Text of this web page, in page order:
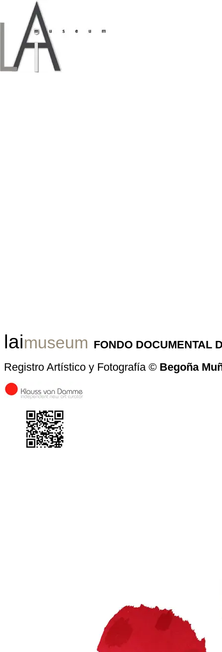
laimuseum FONDO DOCUMENTAL
Registro Artístico y Fotografía © Begoña